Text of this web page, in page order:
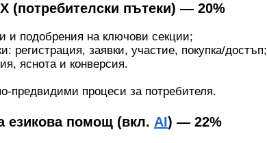
(потребителски пътеки) — 20%
и подобрения на ключови секции;
регистрация, заявки, участие, покупка/достъп;
яснота и конверсия.
предвидими процеси за потребителя.
езикова помощ (вкл. AI) — 22%